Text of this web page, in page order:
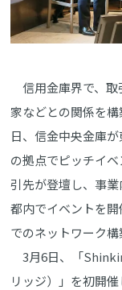
信用金庫界で、取
家などとの関係を
日、信金中央金庫が
の拠点でピッチイ
引先が登壇し、事
都内でイベントを
でのネットワーク構
3月6日、「
リッジ）」を初開